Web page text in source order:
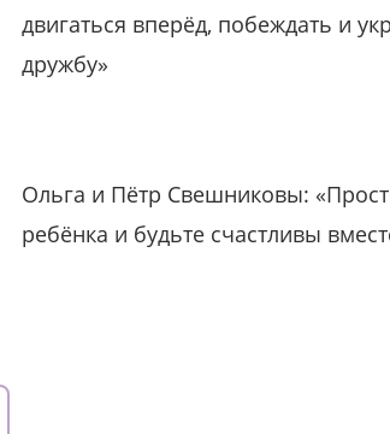
двигаться вперёд, побеждать и
дружбу»
Ольга и Пётр Свешниковы:
ребёнка и будьте счастливы